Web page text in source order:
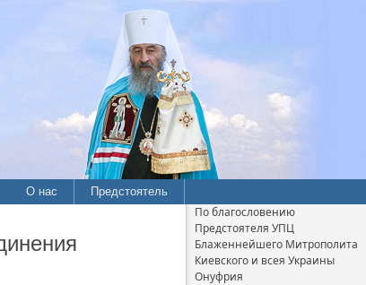
О нас Предстоятель
По благословению
Предстоятеля УПЦ
Блаженнейшего Митрополита
Киевского и всея Украины
Онуфрия